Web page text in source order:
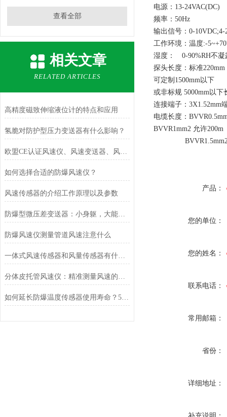
查看全部
相关文章
RELATED ARTICLES
高精度磁致伸缩液位计的特点和应用
氢脆对防护型压力变送器有什么影响？
欧盟CE认证风速仪、风速变送器、风速传感器的用处
如何选择合适的防爆风速仪？
风速传感器的介绍工作原理以及参数
防爆型微压差变送器：小身躯，大能量，防爆测压两不误
防爆风速仪测量管道风速注意什么
一体式风速传感器和风量传感器有什么不同？
分体皮托管风速仪：精准测量风速的可靠利器
如何延长防爆温度传感器使用寿命？5个高危环境保养技巧
电源：13-24VAC(DC)
频率：50Hz
输出信号：0-10VDC;4-
工作环境：温度:-
湿度： 0-90%RH不凝
探头长度：标准220mm
可定制1500mm以下
或非标规 5000mm以下
连接端子：3X1.52mm
电缆长度：
BVVR1mm2 允许200m
BVVR1.5mm2
产品：
您的单位：
您的姓名：
联系电话：
常用邮箱：
省份：
详细地址：